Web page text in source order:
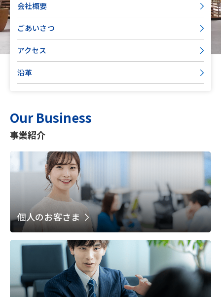
会社概要
ごあいさつ
アクセス
沿革
Our Business
事業紹介
個人のお客さま